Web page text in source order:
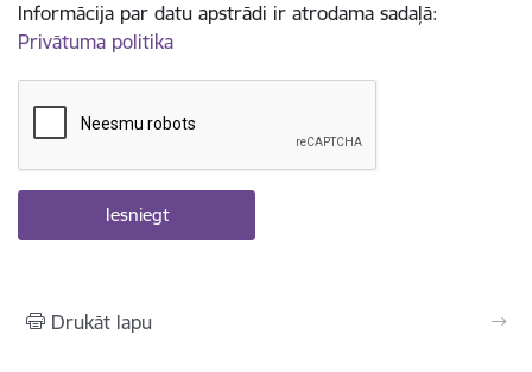
Informācija par datu apstrādi ir atrodama sadaļā:
Privātuma politika
Drukāt lapu